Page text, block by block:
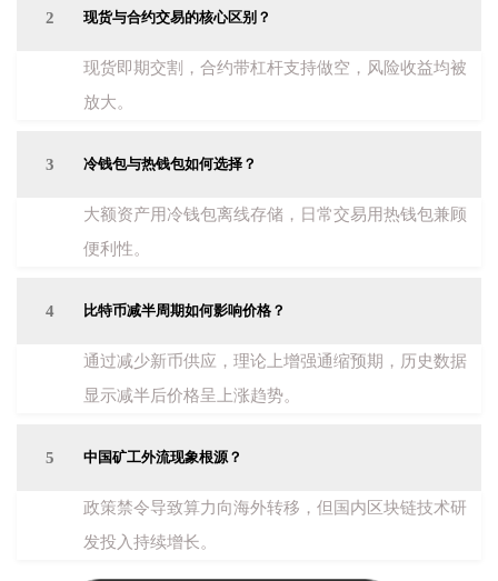
2 现货与合约交易的核心区别？
现货即期交割，合约带杠杆支持做空，风险收益均被
放大。
3 冷钱包与热钱包如何选择？
大额资产用冷钱包离线存储，日常交易用热钱包兼顾
便利性。
4 比特币减半周期如何影响价格？
通过减少新币供应，理论上增强通缩预期，历史数据
显示减半后价格呈上涨趋势。
5 中国矿工外流现象根源？
政策禁令导致算力向海外转移，但国内区块链技术研
发投入持续增长。